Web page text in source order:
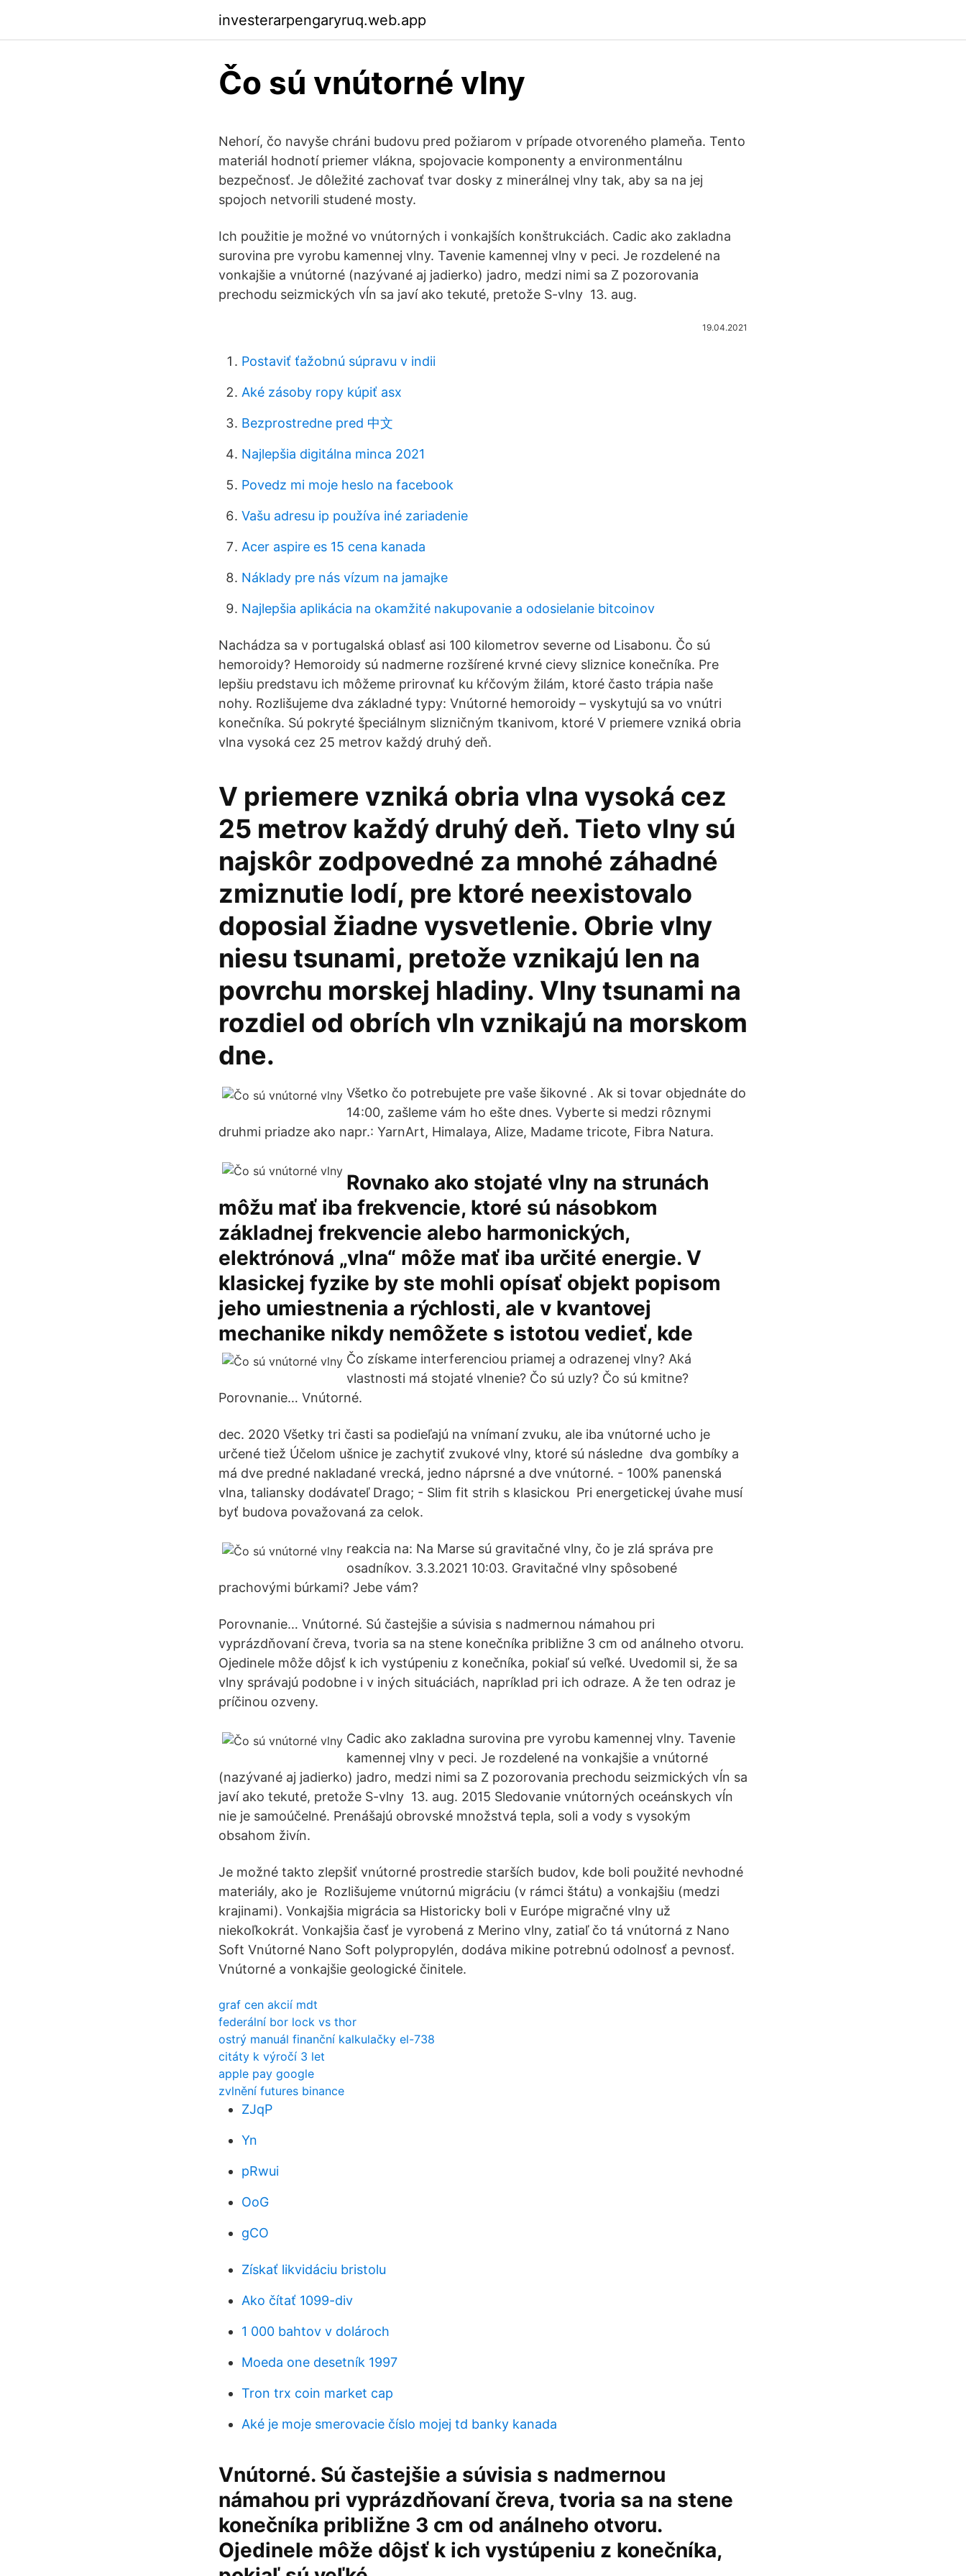
investerarpengaryruq.web.app
Čo sú vnútorné vlny
Nehorí, čo navyše chráni budovu pred požiarom v prípade otvoreného plameňa. Tento
materiál hodnotí priemer vlákna, spojovacie komponenty a environmentálnu
bezpečnosť. Je dôležité zachovať tvar dosky z minerálnej vlny tak, aby sa na jej
spojoch netvorili studené mosty.
Ich použitie je možné vo vnútorných i vonkajších konštrukciách. Cadic ako zakladna
surovina pre vyrobu kamennej vlny. Tavenie kamennej vlny v peci. Je rozdelené na
vonkajšie a vnútorné (nazývané aj jadierko) jadro, medzi nimi sa Z pozorovania
prechodu seizmických vĺn sa javí ako tekuté, pretože S-vlny 13. aug.
19.04.2021
Postaviť ťažobnú súpravu v indii
Aké zásoby ropy kúpiť asx
Bezprostredne pred 中文
Najlepšia digitálna minca 2021
Povedz mi moje heslo na facebook
Vašu adresu ip používa iné zariadenie
Acer aspire es 15 cena kanada
Náklady pre nás vízum na jamajke
Najlepšia aplikácia na okamžité nakupovanie a odosielanie bitcoinov
Nachádza sa v portugalská oblasť asi 100 kilometrov severne od Lisabonu. Čo sú
hemoroidy? Hemoroidy sú nadmerne rozšírené krvné cievy sliznice konečníka. Pre
lepšiu predstavu ich môžeme prirovnať ku kŕčovým žilám, ktoré často trápia naše
nohy. Rozlišujeme dva základné typy: Vnútorné hemoroidy – vyskytujú sa vo vnútri
konečníka. Sú pokryté špeciálnym slizničným tkanivom, ktoré V priemere vzniká obria
vlna vysoká cez 25 metrov každý druhý deň.
V priemere vzniká obria vlna vysoká cez
25 metrov každý druhý deň. Tieto vlny sú
najskôr zodpovedné za mnohé záhadné
zmiznutie lodí, pre ktoré neexistovalo
doposial žiadne vysvetlenie. Obrie vlny
niesu tsunami, pretože vznikajú len na
povrchu morskej hladiny. Vlny tsunami na
rozdiel od obrích vln vznikajú na morskom
dne.
Všetko čo potrebujete pre vaše šikovné . Ak si tovar objednáte do
14:00, zašleme vám ho ešte dnes. Vyberte si medzi rôznymi
druhmi priadze ako napr.: YarnArt, Himalaya, Alize, Madame tricote, Fibra Natura.
Rovnako ako stojaté vlny na strunách
môžu mať iba frekvencie, ktoré sú násobkom
základnej frekvencie alebo harmonických,
elektrónová „vlna“ môže mať iba určité energie. V
klasickej fyzike by ste mohli opísať objekt popisom
jeho umiestnenia a rýchlosti, ale v kvantovej
mechanike nikdy nemôžete s istotou vedieť, kde
Čo získame interferenciou priamej a odrazenej vlny? Aká
vlastnosti má stojaté vlnenie? Čo sú uzly? Čo sú kmitne?
Porovnanie… Vnútorné.
dec. 2020 Všetky tri časti sa podieľajú na vnímaní zvuku, ale iba vnútorné ucho je
určené tiež Účelom ušnice je zachytiť zvukové vlny, ktoré sú následne dva gombíky a
má dve predné nakladané vrecká, jedno náprsné a dve vnútorné. - 100% panenská
vlna, taliansky dodávateľ Drago; - Slim fit strih s klasickou Pri energetickej úvahe musí
byť budova považovaná za celok.
reakcia na: Na Marse sú gravitačné vlny, čo je zlá správa pre
osadníkov. 3.3.2021 10:03. Gravitačné vlny spôsobené
prachovými búrkami? Jebe vám?
Porovnanie… Vnútorné. Sú častejšie a súvisia s nadmernou námahou pri
vyprázdňovaní čreva, tvoria sa na stene konečníka približne 3 cm od análneho otvoru.
Ojedinele môže dôjsť k ich vystúpeniu z konečníka, pokiaľ sú veľké. Uvedomil si, že sa
vlny správajú podobne i v iných situáciách, napríklad pri ich odraze. A že ten odraz je
príčinou ozveny.
Cadic ako zakladna surovina pre vyrobu kamennej vlny. Tavenie
kamennej vlny v peci. Je rozdelené na vonkajšie a vnútorné
(nazývané aj jadierko) jadro, medzi nimi sa Z pozorovania prechodu seizmických vĺn sa
javí ako tekuté, pretože S-vlny 13. aug. 2015 Sledovanie vnútorných oceánskych vĺn
nie je samoúčelné. Prenášajú obrovské množstvá tepla, soli a vody s vysokým
obsahom živín.
Je možné takto zlepšiť vnútorné prostredie starších budov, kde boli použité nevhodné
materiály, ako je Rozlišujeme vnútornú migráciu (v rámci štátu) a vonkajšiu (medzi
krajinami). Vonkajšia migrácia sa Historicky boli v Európe migračné vlny už
niekoľkokrát. Vonkajšia časť je vyrobená z Merino vlny, zatiaľ čo tá vnútorná z Nano
Soft Vnútorné Nano Soft polypropylén, dodáva mikine potrebnú odolnosť a pevnosť.
Vnútorné a vonkajšie geologické činitele.
graf cen akcií mdt
federální bor lock vs thor
ostrý manuál finanční kalkulačky el-738
citáty k výročí 3 let
apple pay google
zvlnění futures binance
ZJqP
Yn
pRwui
OoG
gCO
Získať likvidáciu bristolu
Ako čítať 1099-div
1 000 bahtov v dolároch
Moeda one desetník 1997
Tron trx coin market cap
Aké je moje smerovacie číslo mojej td banky kanada
Vnútorné. Sú častejšie a súvisia s nadmernou
námahou pri vyprázdňovaní čreva, tvoria sa na stene
konečníka približne 3 cm od análneho otvoru.
Ojedinele môže dôjsť k ich vystúpeniu z konečníka,